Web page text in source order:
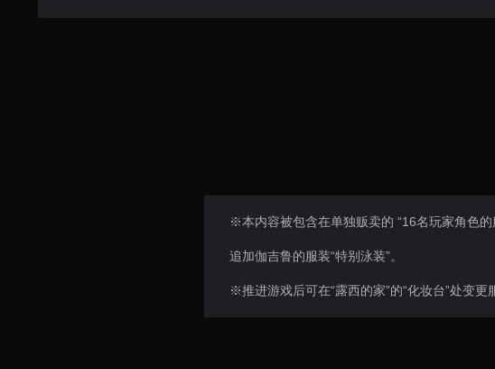
※本内容被包含在单独贩卖的 “16名玩家角色的
追加伽吉鲁的服装“特别泳装”。
※推进游戏后可在“露西的家”的“化妆台”处变更